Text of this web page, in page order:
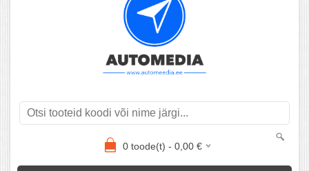
0toode(t) - 0,00€